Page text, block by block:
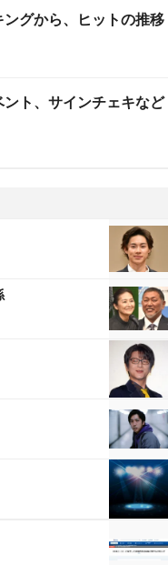
グから、ヒットの推移
ト、サインチェキなど